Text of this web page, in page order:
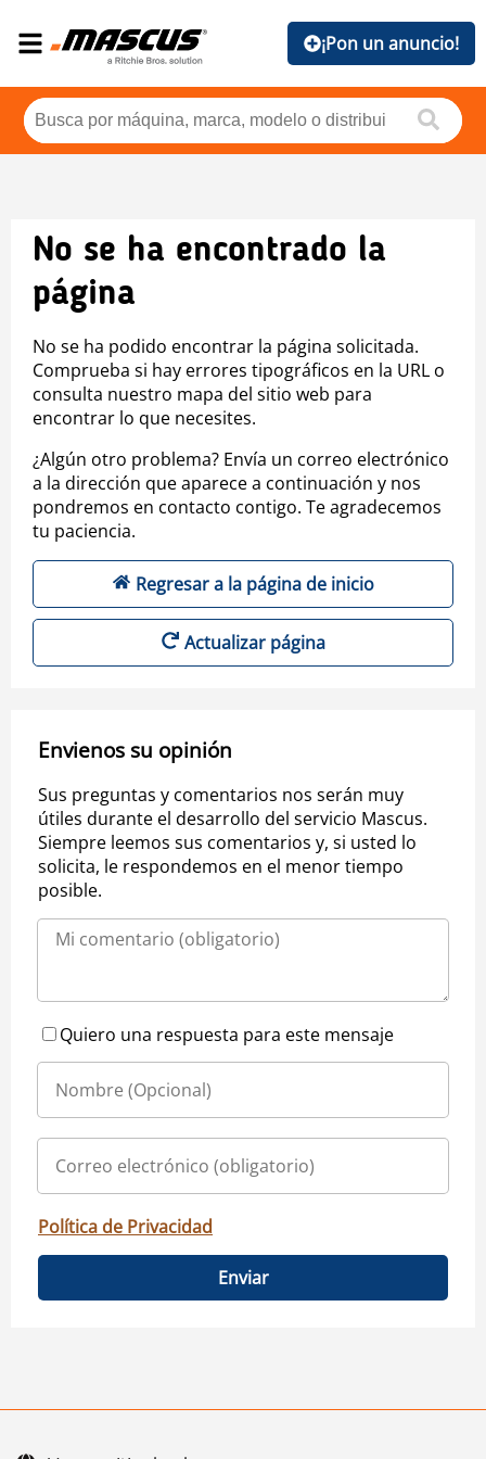
¡Pon un anuncio!
No se ha encontrado la
página
No se ha podido encontrar la página solicitada.
Comprueba si hay errores tipográficos en la URL o
consulta nuestro mapa del sitio web para
encontrar lo que necesites.
¿Algún otro problema? Envía un correo electrónico
a la dirección que aparece a continuación y nos
pondremos en contacto contigo. Te agradecemos
tu paciencia.
Regresar a la página de inicio
Actualizar página
Envienos su opinión
Sus preguntas y comentarios nos serán muy
útiles durante el desarrollo del servicio Mascus.
Siempre leemos sus comentarios y, si usted lo
solicita, le respondemos en el menor tiempo
posible.
Quiero una respuesta para este mensaje
Política de Privacidad
Enviar